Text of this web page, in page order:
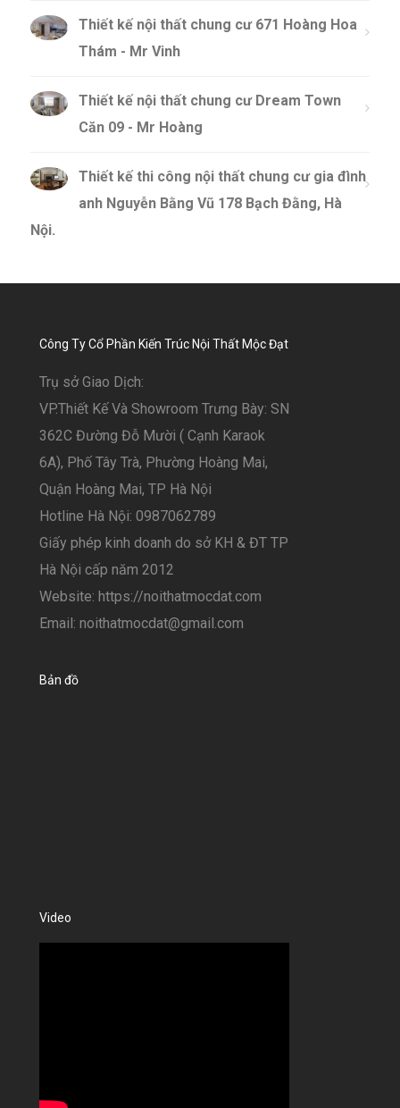
Thiết kế nội thất chung cư 671 Hoàng Hoa
Thám - Mr Vinh
Thiết kế nội thất chung cư Dream Town
Căn 09 - Mr Hoàng
Thiết kế thi công nội thất chung cư gia đình
anh Nguyễn Bằng Vũ 178 Bạch Đằng, Hà
Nội.
Công Ty Cổ Phần Kiến Trúc Nội Thất Mộc Đạt
Trụ sở Giao Dịch:
VP.Thiết Kế Và Showroom Trưng Bày: SN
362C Đường Đỗ Mười ( Cạnh Karaok
6A), Phố Tây Trà, Phường Hoàng Mai,
Quận Hoàng Mai, TP Hà Nội
Hotline Hà Nội: 0987062789
Giấy phép kinh doanh do sở KH & ĐT TP
Hà Nội cấp năm 2012
Website: https://noithatmocdat.com
Email: noithatmocdat@gmail.com
Bản đồ
Video